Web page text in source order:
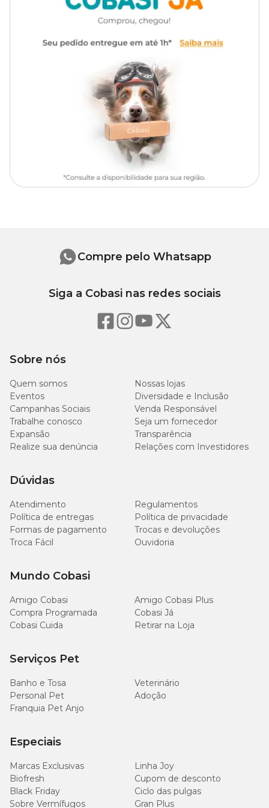
Filhotes Carne com preçoespecial. Compre pelo site, app ou
em uma de nossas lojas.
Carne de bovino, carcaça de aves, miúdos de suínos, plasma
sanguíneo desidratado de suíno, hemoglobina desidratada de
bovino, gelatina, farinha de batata doce, farinha de trigo, amido
modificado de milho, dextrose, proteína isolada de soja, proteína
texturizada de soja, óleo de aves, celulose, levedura de cana de
açúcar hidrolisada e desidratada, biomassa de microalgas
desidratada (Schizochytrium sp.), extrato de Yucca schidigera,
subproduto da extração da L-cistina, cloreto de sódio, carbonato de
cálcio, cloreto de potássio, água, glicina, cloridrato de L-Cisteína
monohidratado, DL-metionina, vitamina D3, vitamina E,
vitamina K3, vitamina B1, vitamina B2, vitamina B6, vitamina
Extrato Etéreo (mín.)
Matéria Mineral (máx.)
30
Cálcio (máx.)
Cálcio (mín.)
Sódio (mín.)
Potássio (mín.)
DL-metionina (mín.)
DHA (mín.)
Ômega 6 (mín.)
2.500
Sobre nós
Quem somos
Nossas lojas
Eventos
Diversidade e Inclusão
Campanhas Sociais
Venda Responsável
Trabalhe conosco
Seja um fornecedor
Expansão
Transparência
Realize sua denúncia
Relações com Investidores
Dúvidas
Atendimento
Regulamentos
Política de entregas
Política de privacidade
Formas de pagamento
Trocas e devoluções
Troca Fácil
Ouvidoria
Mundo Cobasi
Amigo Cobasi
Amigo Cobasi Plus
Compra Programada
Cobasi Já
Cobasi Cuida
Retirar na Loja
Serviços Pet
Banho e Tosa
Veterinário
Personal Pet
Adoção
Franquia Pet Anjo
Especiais
Marcas Exclusivas
Linha Joy
Biofresh
Cupom de desconto
Black Friday
Ciclo das pulgas
Sobre Vermífugos
Gran Plus
Compre pelo Whatsapp
Siga a Cobasi nas redes sociais